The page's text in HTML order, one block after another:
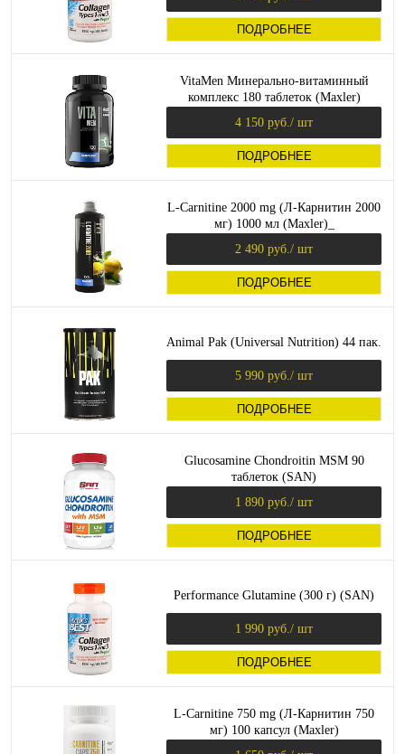
ПОДРОБНЕЕ
VitaMen Минерально-витаминный
комплекс 180 таблеток (Maxler)
4 150 руб. / шт
ПОДРОБНЕЕ
L-Carnitine 2000 mg (Л-Карнитин 2000
мг) 1000 мл (Maxler)_
2 490 руб. / шт
ПОДРОБНЕЕ
Animal Pak (Universal Nutrition) 44 пак.
5 990 руб. / шт
ПОДРОБНЕЕ
Glucosamine Chondroitin MSM 90
таблеток (SAN)
1 890 руб. / шт
ПОДРОБНЕЕ
Performance Glutamine (300 г) (SAN)
1 990 руб. / шт
ПОДРОБНЕЕ
L-Carnitine 750 mg (Л-Карнитин 750
мг) 100 капсул (Maxler)